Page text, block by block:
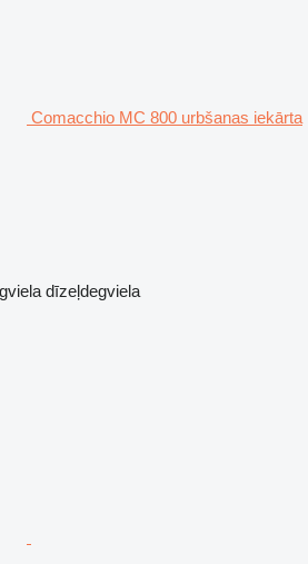
Comacchio MC 800 urbšanas iekārta
dīzeļdegviela